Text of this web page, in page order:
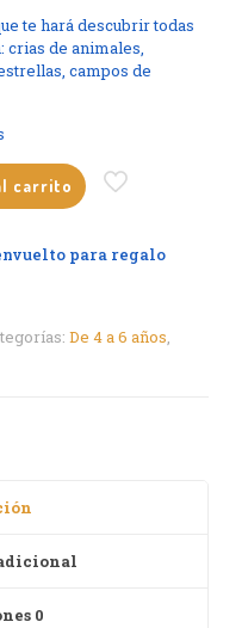
te hará descubrir todas
crias de animales,
campos de
carrito
para regalo
De 4 a 6 años,
0